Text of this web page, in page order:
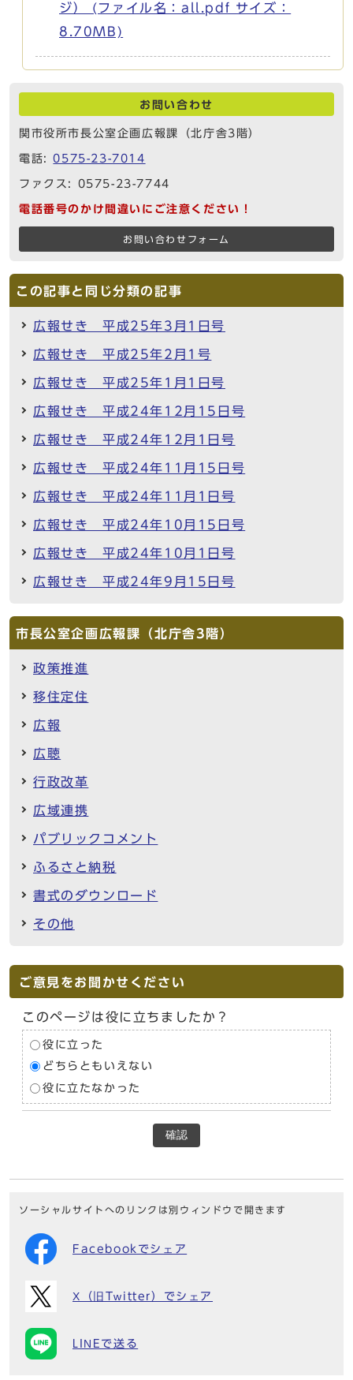
ジ） (ファイル名：all.pdf サイズ：
8.70MB)
お問い合わせ
関市役所市長公室企画広報課（北庁舎3階）
電話:0575-23-7014
ファクス: 0575-23-7744
電話番号のかけ間違いにご注意ください！
お問い合わせフォーム
この記事と同じ分類の記事
広報せき 平成25年3月1日号
広報せき 平成25年2月1号
広報せき 平成25年1月1日号
広報せき 平成24年12月15日号
広報せき 平成24年12月1日号
広報せき 平成24年11月15日号
広報せき 平成24年11月1日号
広報せき 平成24年10月15日号
広報せき 平成24年10月1日号
広報せき 平成24年9月15日号
市長公室企画広報課（北庁舎3階）
政策推進
移住定住
広報
広聴
行政改革
広域連携
パブリックコメント
ふるさと納税
書式のダウンロード
その他
ご意見をお聞かせください
このページは役に立ちましたか？
役に立った
どちらともいえない
役に立たなかった
確認
ソーシャルサイトへのリンクは別ウィンドウで開きます
Facebookでシェア
X（旧Twitter）でシェア
LINEで送る